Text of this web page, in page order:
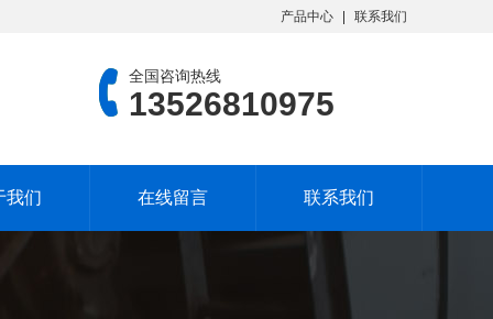
产品中心 联系我们
全国咨询热线
13526810975
我们 在线留言 联系我们